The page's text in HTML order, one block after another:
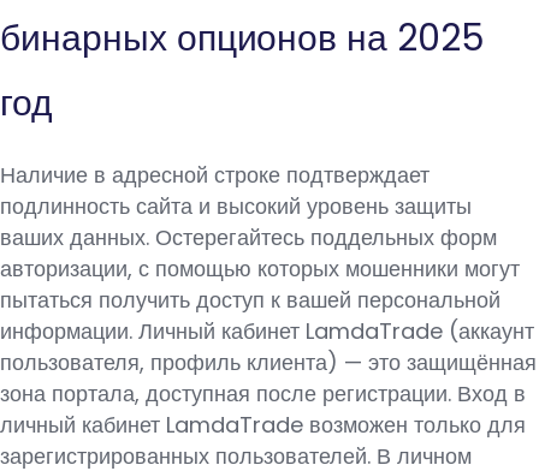
бинарных опционов на 2025
год
Наличие в адресной строке подтверждает
подлинность сайта и высокий уровень защиты
ваших данных. Остерегайтесь поддельных форм
авторизации, с помощью которых мошенники могут
пытаться получить доступ к вашей персональной
информации. Личный кабинет LamdaTrade (аккаунт
пользователя, профиль клиента) — это защищённая
зона портала, доступная после регистрации. Вход в
личный кабинет LamdaTrade возможен только для
зарегистрированных пользователей. В личном